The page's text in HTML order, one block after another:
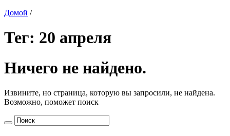
Домой /
Тег: 20 апреля
Ничего не найдено.
Извините, но страница, которую вы запросили, не найдена.
Возможно, поможет поиск